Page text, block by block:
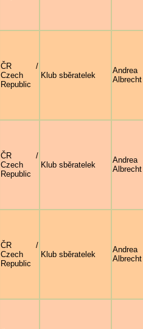
ČR /
Czech
Republic
Klub sběratelek
Andrea
Albrecht
ČR /
Czech
Republic
Klub sběratelek
Andrea
Albrecht
ČR /
Czech
Republic
Klub sběratelek
Andrea
Albrecht